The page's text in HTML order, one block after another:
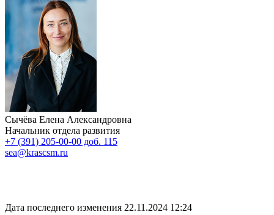
Сычёва Елена Александровна
Начальник отдела развития
+7 (391) 205-00-00 доб. 115
sea@krascsm.ru
Дата последнего изменения 22.11.2024 12:24